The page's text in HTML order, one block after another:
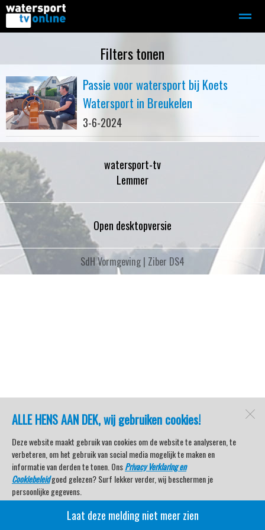
Motorboot-sloep Adverteren
Home
ALLE HENS AAN DEK, wij gebruiken cookies!
Deze website maakt gebruik van cookies om de website te analyseren, te
verbeteren, om het gebruik van social media mogelijk te maken en
informatie van derden te tonen. OnsPrivacy Verklaring en
Cookiebeleidgoed gelezen? Surf lekker verder, wij beschermen je
persoonlijke gegevens.
Veel kijkplezier met Watersport TV Beleving & Nieuws!
Laat deze melding niet meer zien
Filters tonen
Passie voor watersport bij Koets
Watersport in Breukelen
3-6-2024
watersport-tv
Lemmer
Open desktopversie
SdH Vormgeving | Ziber DS4